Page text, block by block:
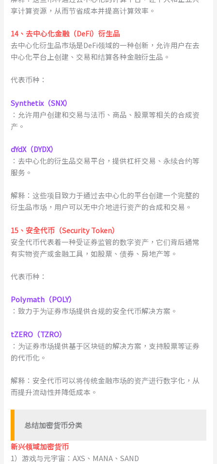
享计算资源，从而节省成本并提高计算效率。
14 、 去中心化金融（DeFi）衍生品
去中心化衍生品市场是DeFi领域的一种创新，允许用户在去
中心化平台上创建、交易和结算各种金融衍生品。
代表币种：
Synthetix（SNX）
：允许用户创建和交易与法币、商品、股票等相关的合成资
产。
dYdX（DYDX）
：去中心化的衍生品交易平台，提供杠杆交易、永续合约等
服务。
解释：这些项目致力于通过去中心化的平台创建一个完整的
衍生品市场，用户可以无中介地进行资产的合成和交易。
15 、 安全代币（Security Token）
安全代币代表着一种受证券监管的数字资产，它们背后通常
有实物资产或金融工具，如股票、债券、房地产等。
代表币种：
Polymath（POLY）
：致力于为证券市场提供合规的安全代币解决方案。
tZERO（TZRO）
：为证券市场提供基于区块链的解决方案，支持股票等证券
的代币化。
解释：安全代币可以将传统金融市场的资产进行数字化，从
而提升流动性并降低成本。
总结加密货币分类
新兴领域加密货币
1）游戏与元宇宙：AXS、MANA、SAND